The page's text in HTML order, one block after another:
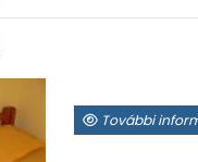
További